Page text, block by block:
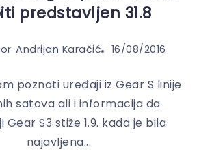
predstavljen 31.8
Andrijan Karačić 16/08/2016
poznati uređaji iz Gear S linije
satova ali i informacija da
Gear S3 stiže 1.9. kada je bila
najavljena...